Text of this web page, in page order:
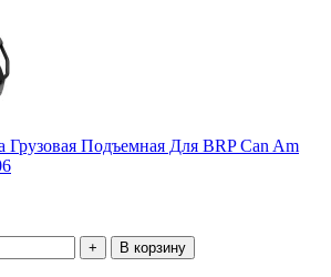
Грузовая Подъемная Для BRP Can Am
В корзину